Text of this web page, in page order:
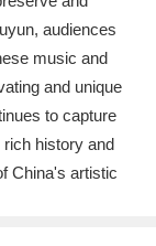
audiences
music and
and unique
to capture
history and
China's artistic